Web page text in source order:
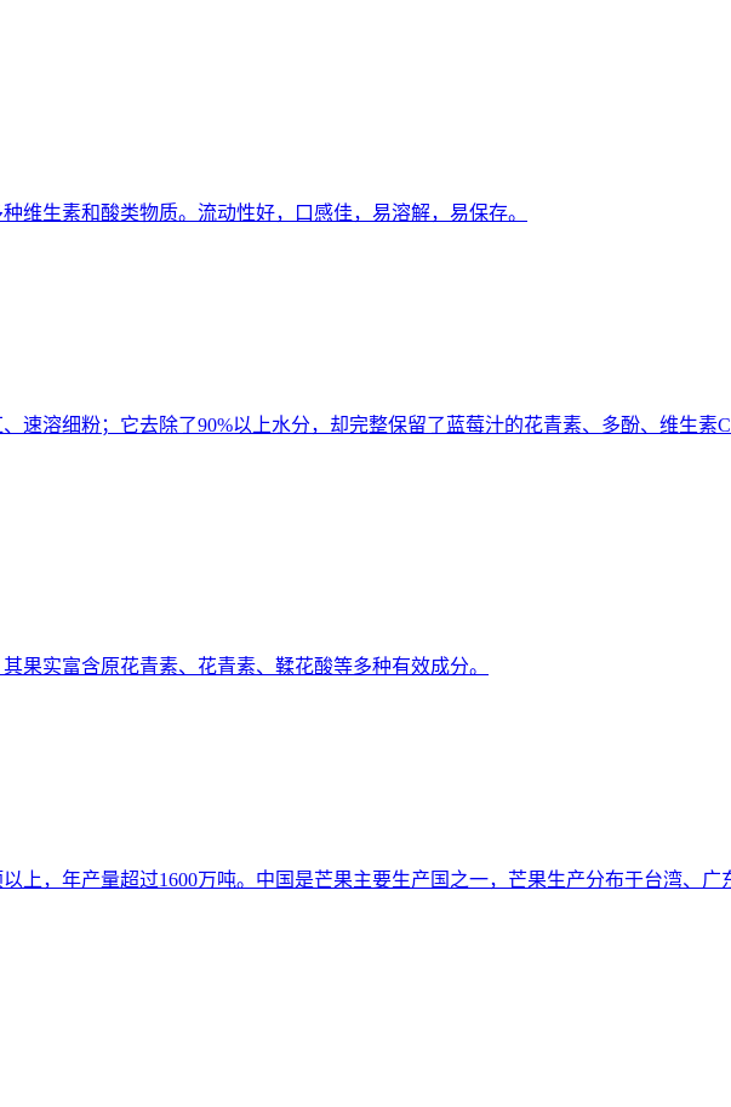
维生素和酸类物质。流动性好，口感佳，易溶解，易保存。
速溶细粉；它去除了90%以上水分，却完整保留了蓝莓汁的花青素、多酚、维生素
果实富含原花青素、花青素、鞣花酸等多种有效成分。
上，年产量超过1600万吨。中国是芒果主要生产国之一，芒果生产分布于台湾、广